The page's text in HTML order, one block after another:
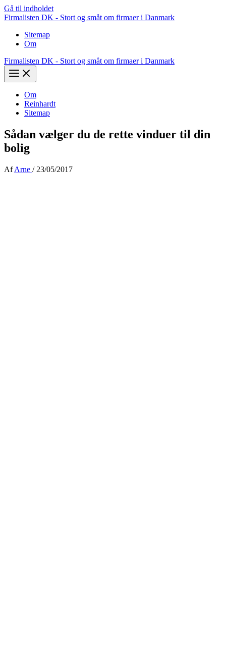
Gå til indholdet
Firmalisten DK - Stort og småt om firmaer i Danmark
Sitemap
Om
Firmalisten DK - Stort og småt om firmaer i Danmark
Om
Reinhardt
Sitemap
Sådan vælger du de rette vinduer til din
bolig
AfArne / 23/05/2017